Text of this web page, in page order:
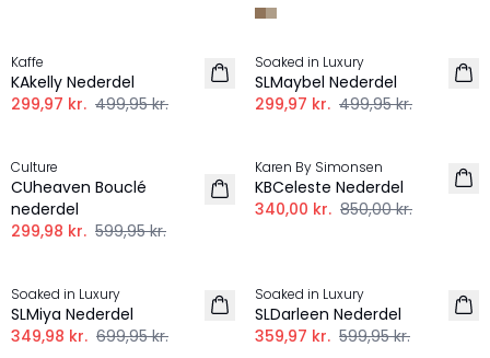
Kaffe
KAkelly Nederdel
299,97 kr. 499,95 kr.
-40%
Soaked in Luxury
SLMaybel Nederdel
299,97 kr. 499,95 kr.
Culture
CUheaven Bouclé
nederdel
299,98 kr. 599,95 kr.
Karen By Simonsen
KBCeleste Nederdel
340,00 kr. 850,00 kr.
Soaked in Luxury
SLMiya Nederdel
349,98 kr. 699,95 kr.
Soaked in Luxury
SLDarleen Nederdel
359,97 kr. 599,95 kr.